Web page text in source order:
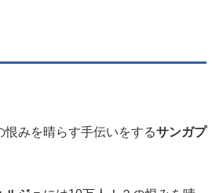
みを晴らす手伝いをするサンガプ